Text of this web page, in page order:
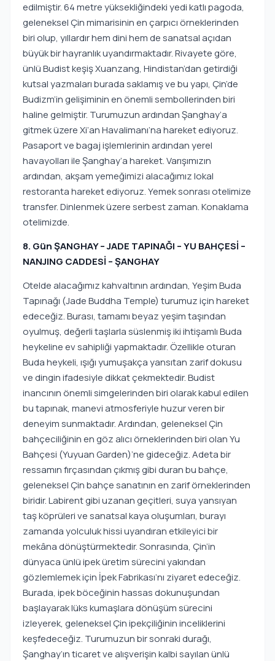
edilmiştir. 64 metre yüksekliğindeki yedi katlı pagoda,
geleneksel Çin mimarisinin en çarpıcı örneklerinden
biri olup, yıllardır hem dini hem de sanatsal açıdan
büyük bir hayranlık uyandırmaktadır. Rivayete göre,
ünlü Budist keşiş Xuanzang, Hindistan’dan getirdiği
kutsal yazmaları burada saklamış ve bu yapı, Çin’de
Budizm’in gelişiminin en önemli sembollerinden biri
haline gelmiştir. Turumuzun ardından Şanghay’a
gitmek üzere Xi’an Havalimanı’na hareket ediyoruz.
Pasaport ve bagaj işlemlerinin ardından yerel
havayolları ile Şanghay’a hareket. Varışımızın
ardından, akşam yemeğimizi alacağımız lokal
restoranta hareket ediyoruz. Yemek sonrası otelimize
transfer. Dinlenmek üzere serbest zaman. Konaklama
otelimizde.
8. Gün ŞANGHAY – JADE TAPINAĞI – YU BAHÇESİ –
NANJING CADDESİ – ŞANGHAY
Otelde alacağımız kahvaltının ardından, Yeşim Buda
Tapınağı (Jade Buddha Temple) turumuz için hareket
edeceğiz. Burası, tamamı beyaz yeşim taşından
oyulmuş, değerli taşlarla süslenmiş iki ihtişamlı Buda
heykeline ev sahipliği yapmaktadır. Özellikle oturan
Buda heykeli, ışığı yumuşakça yansıtan zarif dokusu
ve dingin ifadesiyle dikkat çekmektedir. Budist
inancının önemli simgelerinden biri olarak kabul edilen
bu tapınak, manevi atmosferiyle huzur veren bir
deneyim sunmaktadır. Ardından, geleneksel Çin
bahçeciliğinin en göz alıcı örneklerinden biri olan Yu
Bahçesi (Yuyuan Garden)’ne gideceğiz. Adeta bir
ressamın fırçasından çıkmış gibi duran bu bahçe,
geleneksel Çin bahçe sanatının en zarif örneklerinden
biridir. Labirent gibi uzanan geçitleri, suya yansıyan
taş köprüleri ve sanatsal kaya oluşumları, burayı
zamanda yolculuk hissi uyandıran etkileyici bir
mekâna dönüştürmektedir. Sonrasında, Çin’in
dünyaca ünlü ipek üretim sürecini yakından
gözlemlemek için İpek Fabrikası’nı ziyaret edeceğiz.
Burada, ipek böceğinin hassas dokunuşundan
başlayarak lüks kumaşlara dönüşüm sürecini
izleyerek, geleneksel Çin ipekçiliğinin inceliklerini
keşfedeceğiz. Turumuzun bir sonraki durağı,
Şanghay’ın ticaret ve alışverişin kalbi sayılan ünlü